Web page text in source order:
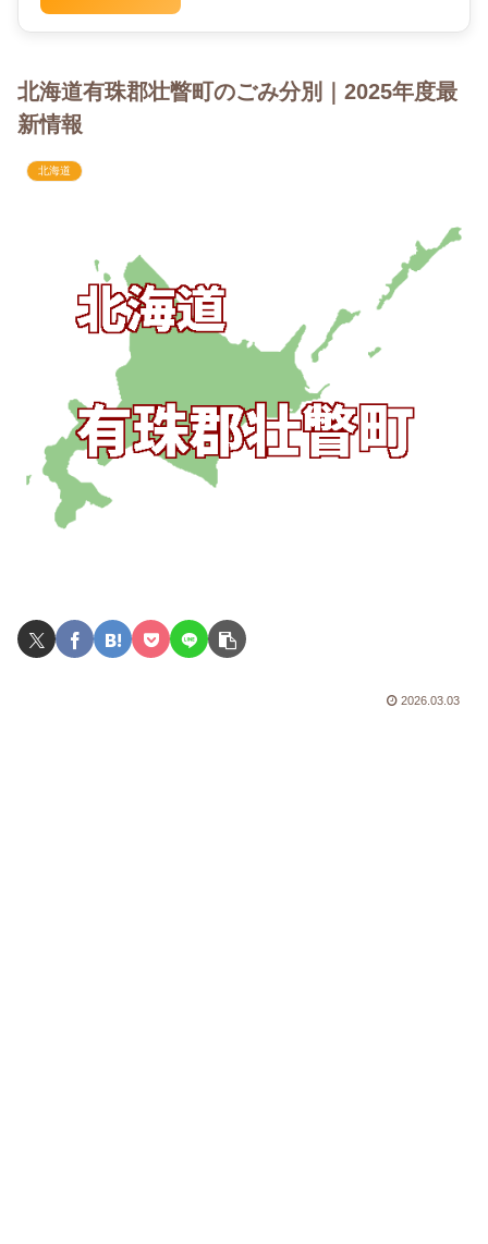
北海道有珠郡壮瞥町のごみ分別｜2025年度最
新情報
北海道
2026.03.03